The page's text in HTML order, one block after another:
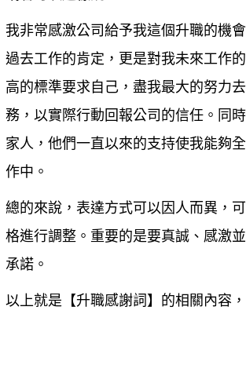
我非常感激公司給予我這個升職的機
過去工作的肯定，更是對我未來工作
高的標準要求自己，盡我最大的努力
務，以實際行動回報公司的信任。同
家人，他們一直以來的支持使我能夠
作中。
總的來說，表達方式可以因人而異，
格進行調整。重要的是要真誠、感激
承諾。
以上就是【升職感謝詞 】的相關內容